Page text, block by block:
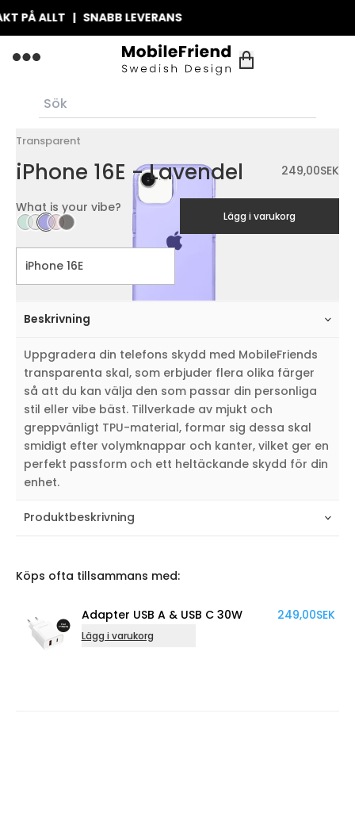
ALLT | SNABB LEVERANS
Transparent
iPhone 16E - Lavendel 249,00SEK
What is your vibe?
Lägg i varukorg
Beskrivning
Uppgradera din telefons skydd med MobileFriends
transparenta skal, som erbjuder flera olika färger
så att du kan välja den som passar din personliga
stil eller vibe bäst. Tillverkade av mjukt och
greppvänligt TPU-material, formar sig dessa skal
smidigt efter volymknappar och kanter, vilket ger en
perfekt passform och ett heltäckande skydd för din
enhet.
Produktbeskrivning
Köps ofta tillsammans med:
Adapter USB A & USB C 30W
Lägg i varukorg
249,00SEK